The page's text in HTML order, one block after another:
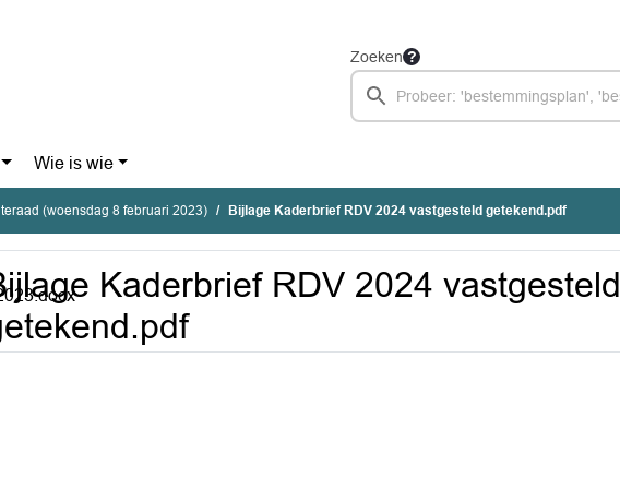
Zoeken
Wie is wie
(woensdag 8 februari 2023) Bijlage Kaderbrief RDV 2024 vastgesteld getekend.pdf
Kaderbrief RDV 2024 vastgesteld